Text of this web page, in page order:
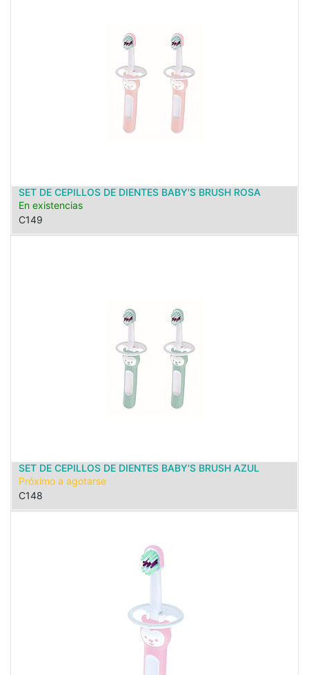
SET DE CEPILLOS DE DIENTES BABY'S BRUSH ROSA
En existencias
C149
SET DE CEPILLOS DE DIENTES BABY'S BRUSH AZUL
Próximo a agotarse
C148